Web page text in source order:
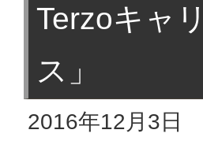
Terzoキャ
ス」
2016年12月3日